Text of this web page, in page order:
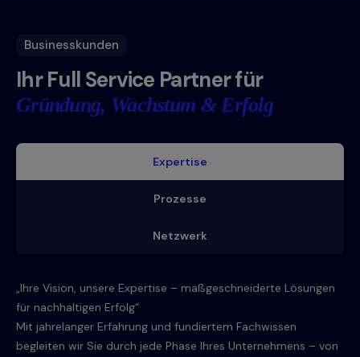
Businesskunden
Ihr Full Service Partner für
Gründung, Wachstum & Erfolg
Expertise
Prozesse
Netzwerk
„Ihre Vision, unsere Expertise – maßgeschneiderte Lösungen
für nachhaltigen Erfolg“
Mit jahrelanger Erfahrung und fundiertem Fachwissen
begleiten wir Sie durch jede Phase Ihres Unternehmens – von